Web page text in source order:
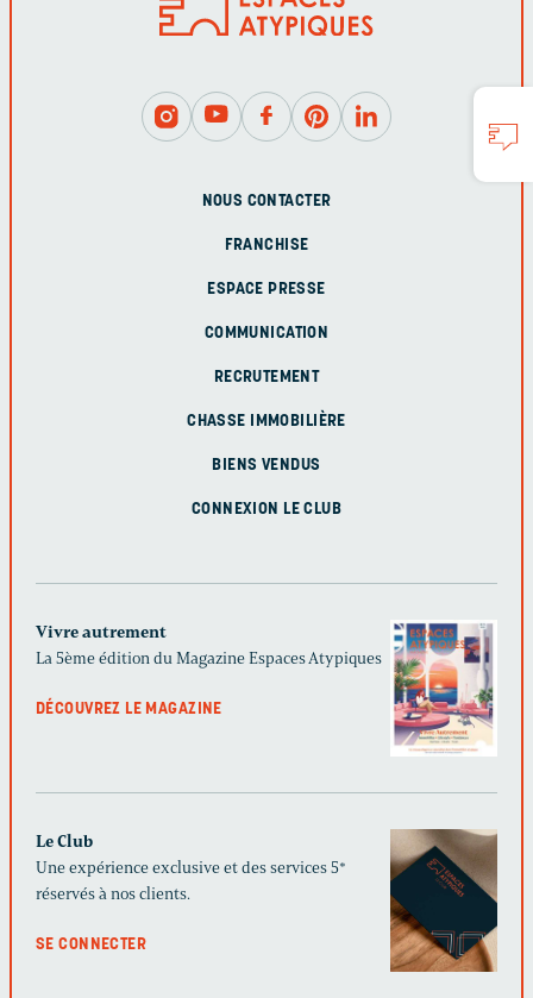
NOUS CONTACTER
FRANCHISE
ESPACE PRESSE
COMMUNICATION
RECRUTEMENT
CHASSE IMMOBILIÈRE
BIENS VENDUS
CONNEXION LE CLUB
Vivre autrement
La 5ème édition du Magazine Espaces Atypiques
DÉCOUVREZ LE MAGAZINE
Le Club
Une expérience exclusive et des services 5*
réservés à nos clients.
SE CONNECTER